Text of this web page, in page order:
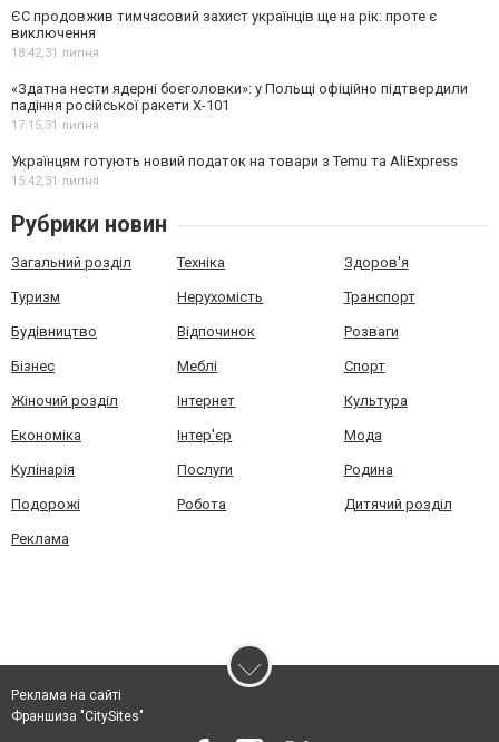
ЄС продовжив тимчасовий захист українців ще на рік: проте є
виключення
18:42,31 липня
«Здатна нести ядерні боєголовки»: у Польщі офіційно підтвердили
падіння російської ракети Х-101
17:15,31 липня
Українцям готують новий податок на товари з Temu та AliExpress
15:42,31 липня
Рубрики новин
Загальний розділ Техніка Здоров'я
Туризм Нерухомість Транспорт
Будівництво Відпочинок Розваги
Бізнес Меблі Спорт
Жіночий розділ Інтернет Культура
Економіка Інтер'єр Мода
Кулінарія Послуги Родина
Подорожі Робота Дитячий розділ
Реклама
Реклама на сайті
Франшиза "CitySites"